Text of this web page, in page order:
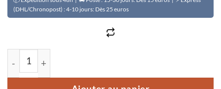
(DHL/Chronopost) : 4-10 jours: Dès 25 euros
quantité de Bande lumineuse décorative colorée à LED